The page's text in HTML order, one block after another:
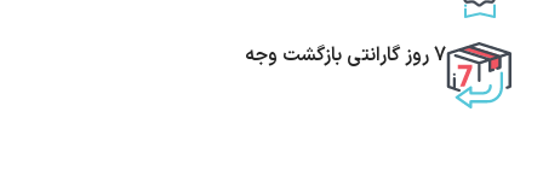
7 روز گارانتی بازگشت وجه